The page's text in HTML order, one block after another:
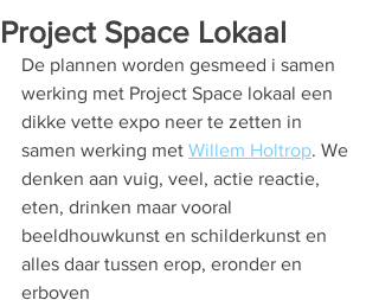
Project Space Lokaal
De plannen worden gesmeed i samen
werking met Project Space lokaal een
dikke vette expo neer te zetten in
samen werking met Willem Holtrop. We
denken aan vuig, veel, actie reactie,
eten, drinken maar vooral
beeldhouwkunst en schilderkunst en
alles daar tussen erop, eronder en
erboven